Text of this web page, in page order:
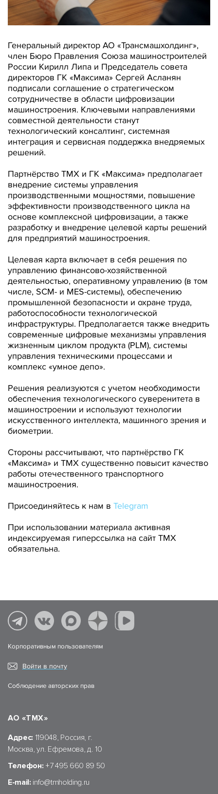
Генеральный директор АО «Трансмашхолдинг»,
член Бюро Правления Союза машиностроителей
России Кирилл Липа и Председатель совета
директоров ГК «Максима» Сергей Асланян
подписали соглашение о стратегическом
сотрудничестве в области цифровизации
машиностроения. Ключевыми направлениями
совместной деятельности станут
технологический консалтинг, системная
интеграция и сервисная поддержка внедряемых
решений.
Партнёрство ТМХ и ГК «Максима» предполагает
внедрение системы управления
производственными мощностями, повышение
эффективности производственного цикла на
основе комплексной цифровизации, а также
разработку и внедрение целевой карты решений
для предприятий машиностроения.
Целевая карта включает в себя решения по
управлению финансово-хозяйственной
деятельностью, оперативному управлению (в том
числе, SCM- и MES-системы), обеспечению
промышленной безопасности и охране труда,
работоспособности технологической
инфраструктуры. Предполагается также внедрить
современные цифровые механизмы управления
жизненным циклом продукта (PLM), системы
управления техническими процессами и
комплекс «умное депо».
Решения реализуются с учетом необходимости
обеспечения технологического суверенитета в
машиностроении и используют технологии
искусственного интеллекта, машинного зрения и
биометрии.
Стороны рассчитывают, что партнёрство ГК
«Максима» и ТМХ существенно повысит качество
работы отечественного транспортного
машиностроения.
Присоединяйтесь к нам в Telegram
При использовании материала активная
индексируемая гиперссылка на сайт ТМХ
обязательна.
Корпоративным пользователям
Войти в почту
Соблюдение авторских прав
АО «ТМХ»
Адрес: 119048, Россия, г.
Москва, ул. Ефремова, д. 10
Телефон: +7 495 660 89 50
E-mail: info@tmholding.ru